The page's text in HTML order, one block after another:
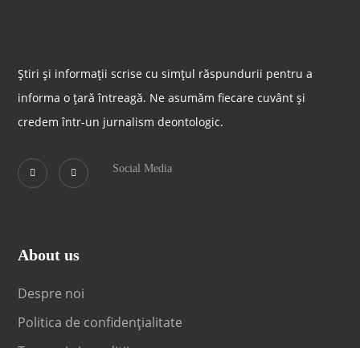
Știri și informații scrise cu simțul răspundurii pentru a
informa o țară întreagă. Ne asumăm fiecare cuvânt și
credem într-un jurnalism deontologic.
Social Media
About us
Despre noi
Politica de confidențialitate